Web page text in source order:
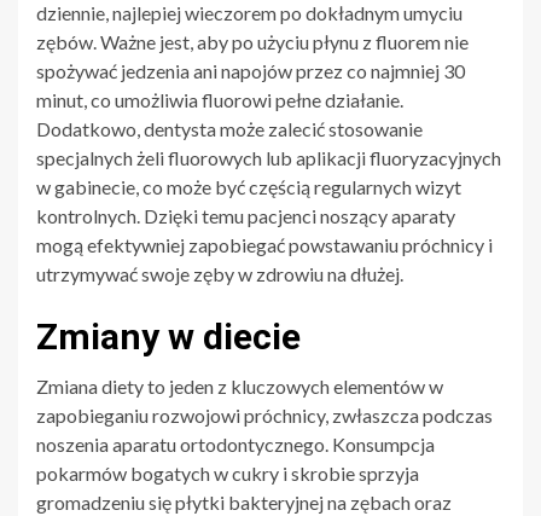
dziennie, najlepiej wieczorem po dokładnym umyciu
zębów. Ważne jest, aby po użyciu płynu z fluorem nie
spożywać jedzenia ani napojów przez co najmniej 30
minut, co umożliwia fluorowi pełne działanie.
Dodatkowo, dentysta może zalecić stosowanie
specjalnych żeli fluorowych lub aplikacji fluoryzacyjnych
w gabinecie, co może być częścią regularnych wizyt
kontrolnych. Dzięki temu pacjenci noszący aparaty
mogą efektywniej zapobiegać powstawaniu próchnicy i
utrzymywać swoje zęby w zdrowiu na dłużej.
Zmiany w diecie
Zmiana diety to jeden z kluczowych elementów w
zapobieganiu rozwojowi próchnicy, zwłaszcza podczas
noszenia aparatu ortodontycznego. Konsumpcja
pokarmów bogatych w cukry i skrobie sprzyja
gromadzeniu się płytki bakteryjnej na zębach oraz